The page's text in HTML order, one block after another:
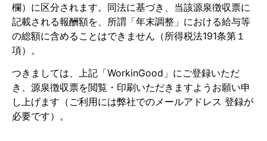
欄）に区分されます。同法に基づき、当該源泉徴収票に
記載される報酬額を、所謂「年末調整」における給与等
の総額に含めることはできません（所得税法191条第１
項）。
つきましては、上記「WorkinGood」にご登録いただ
き、源泉徴収票を閲覧・印刷いただきますようお願い申
し上げます（ご利用には弊社でのメールアドレス 登録が
必要です）。